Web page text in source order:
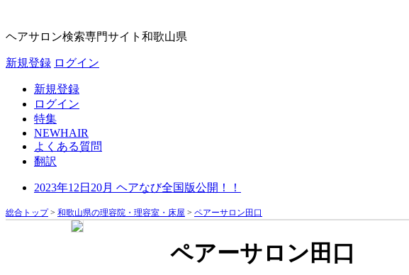
ヘアサロン検索専門サイト 和歌山県
新規登録 ログイン
新規登録
ログイン
特集
NEWHAIR
よくある質問
翻訳
2023年12日20月 ヘアなび全国版公開！！
総合トップ> 和歌山県の理容院・理容室・床屋 > ペアーサロン田口
ペアーサロン田口